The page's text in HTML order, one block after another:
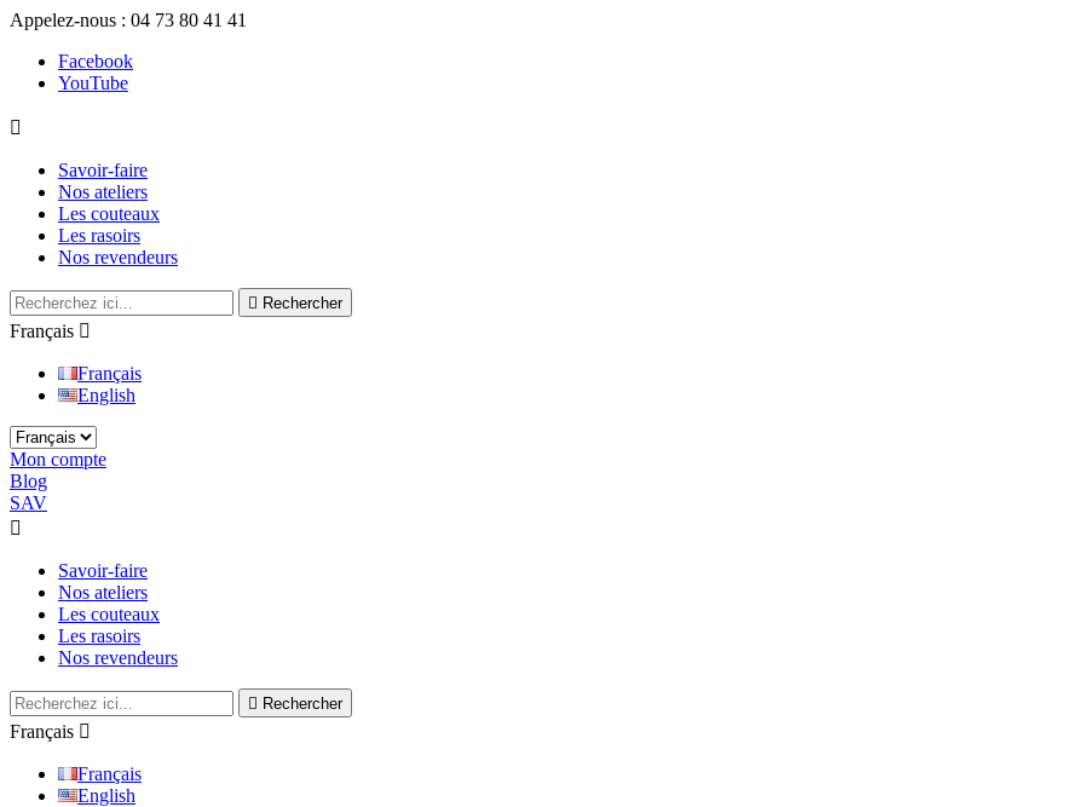
Appelez-nous : 04 73 80 41 41
Facebook
YouTube

Savoir-faire
Nos ateliers
Les couteaux
Les rasoirs
Nos revendeurs
 Rechercher
Français 
Français
English
Mon compte
Blog
SAV

Savoir-faire
Nos ateliers
Les couteaux
Les rasoirs
Nos revendeurs
 Rechercher
Français 
Français
English